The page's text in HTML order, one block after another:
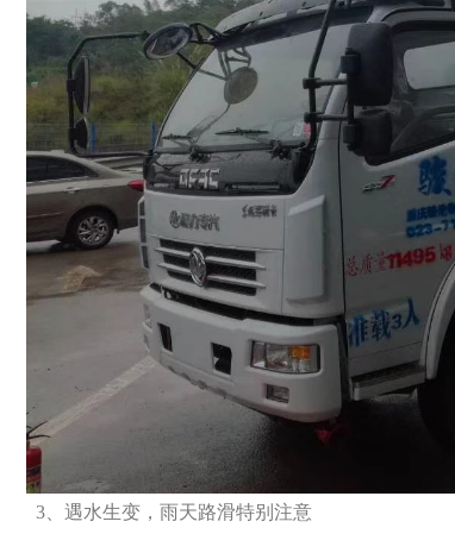
3、遇水生变，雨天路滑特别注意